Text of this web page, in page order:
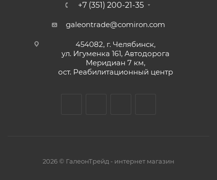
+7 (351) 200-21-35
galeontrade@comiron.com
454082, г. Челябинск,
ул. Игуменка 161, Автодорога
Меридиан 7 км,
ост. Реабилитационный центр
2026 © ГалеонТрейд - интернет магазин